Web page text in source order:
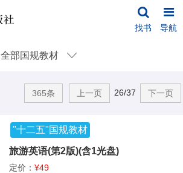
找书 导航
全部国规教材
365条 上一页 26/37 下一页
"十二五"国规教材
旅游英语(第2版)(含1光盘)
定价： ¥49